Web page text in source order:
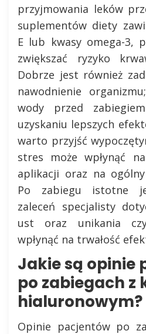
przyjmowania leków
suplementów diety
E lub kwasy omega-3,
zwiększać ryzyko
Dobrze jest również
nawodnienie
wody przed
uzyskaniu lepszych
warto przyjść
stres może wpłynąć
aplikacji oraz na
Po zabiegu istotne
zaleceń specjalisty
ust oraz unikania
wpłynąć na trwałość
Jakie są opinie
po zabiegach z
hialuronowym?
Opinie pacjentów po